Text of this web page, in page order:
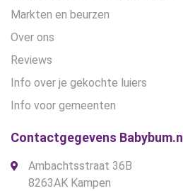
Markten en beurzen
Over ons
Reviews
Info over je gekochte luiers
Info voor gemeenten
Contactgegevens Babybum.nl
Ambachtsstraat 36B
8263AK Kampen